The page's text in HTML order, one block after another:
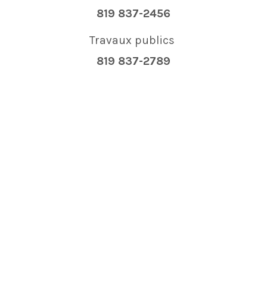
819 837-2456
Travaux publics
819 837-2789